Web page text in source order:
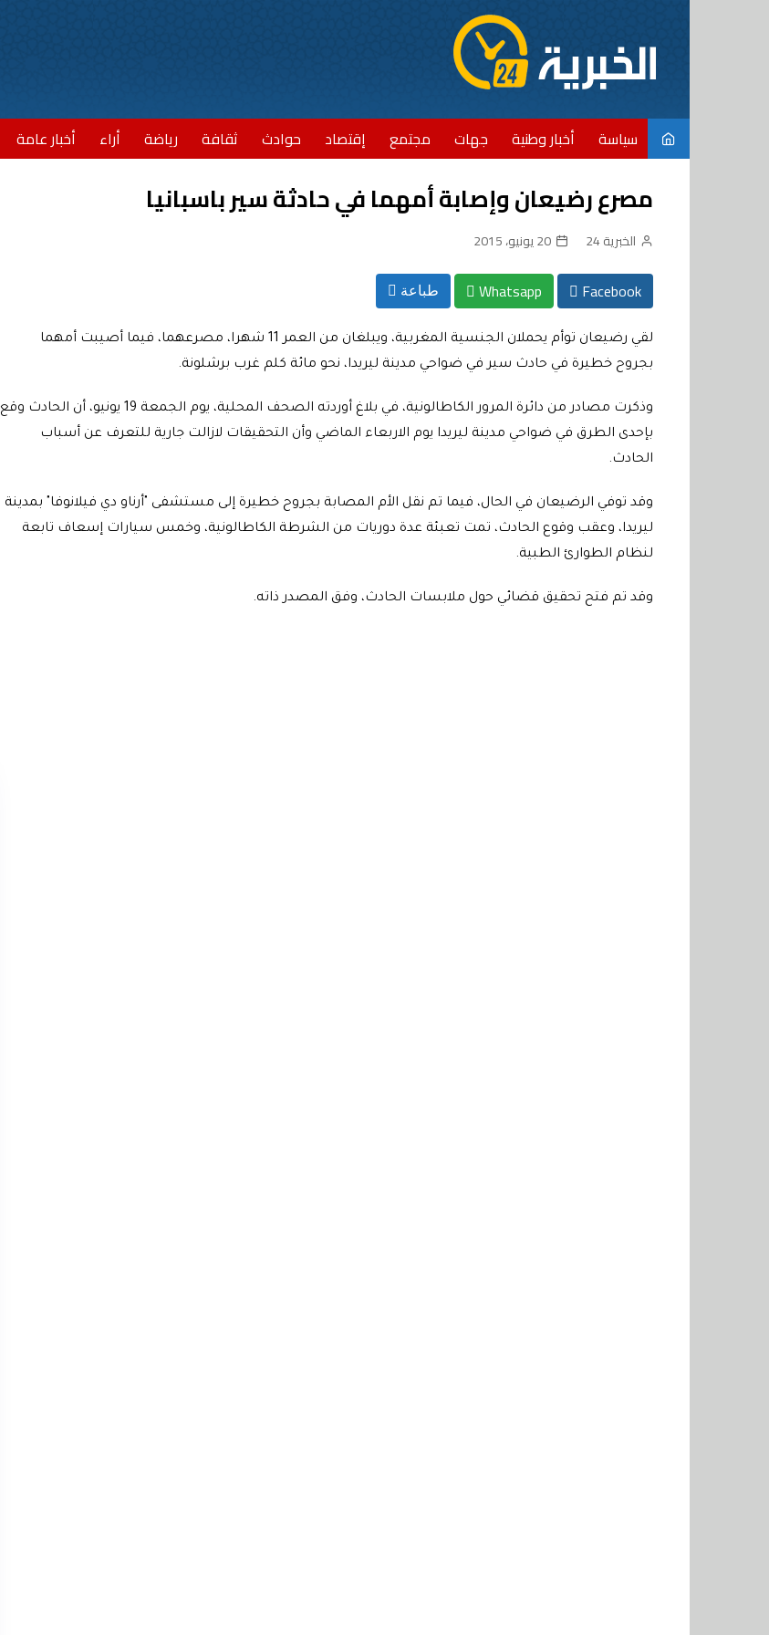
سياسة أخبار وطنية جهات مجتمع إقتصاد حوادث ثقافة رياضة أراء أخبار عامة
مصرع رضيعان وإصابة أمهما في حادثة سير باسبانيا
الخبرية 24 20 يونيو، 2015
Facebook
Whatsapp طباعة
لقي رضيعان توأم يحملان الجنسية المغربية، ويبلغان من العمر 11 شهرا، مصرعهما، فيما أصيبت أمهما
بجروح خطيرة في حادث سير في ضواحي مدينة ليريدا، نحو مائة كلم غرب برشلونة.
وذكرت مصادر من دائرة المرور الكاطالونية، في بلاغ أوردته الصحف المحلية، يوم الجمعة 19 يونيو، أن الحادث وقع
بإحدى الطرق في ضواحي مدينة ليريدا يوم الاربعاء الماضي وأن التحقيقات لازالت جارية للتعرف عن أسباب
الحادث.
وقد توفي الرضيعان في الحال، فيما تم نقل الأم المصابة بجروح خطيرة إلى مستشفى "أرناو دي فيلانوفا" بمدينة
ليريدا، وعقب وقوع الحادث، تمت تعبئة عدة دوريات من الشرطة الكاطالونية، وخمس سيارات إسعاف تابعة
لنظام الطوارئ الطبية.
وقد تم فتح تحقيق قضائي حول ملابسات الحادث، وفق المصدر ذاته.